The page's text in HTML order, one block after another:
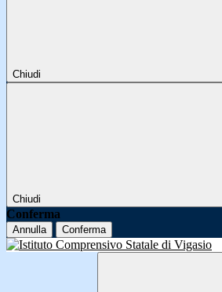
Chiudi
Chiudi
Conferma
Annulla Conferma